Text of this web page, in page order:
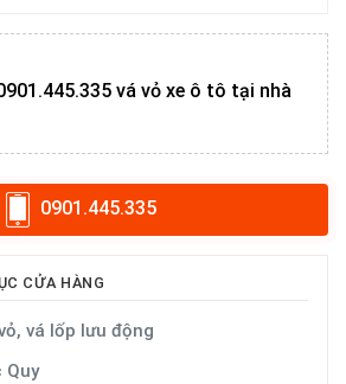
vá vỏ xe ô tô tại nhà
0901.445.335
CỬA HÀNG
vá lốp lưu động
Quy